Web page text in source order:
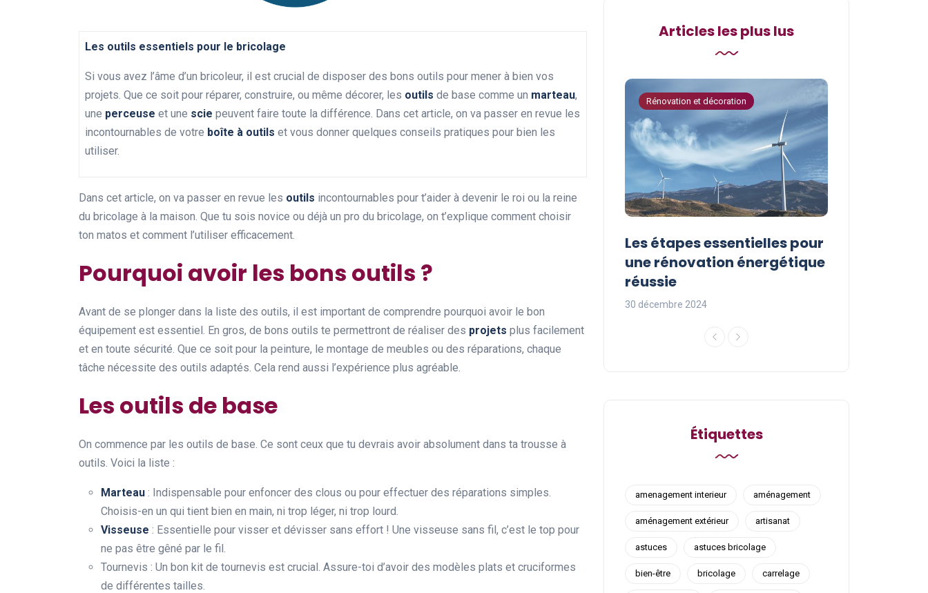
Les outils essentiels pour le bricolage
Si vous avez l’âme d’un bricoleur, il est crucial de disposer des bons outils pour mener à bien vos
projets. Que ce soit pour réparer, construire, ou même décorer, les outils de base comme un marteau,
une perceuse et une scie peuvent faire toute la différence. Dans cet article, on va passer en revue les
incontournables de votre boîte à outils et vous donner quelques conseils pratiques pour bien les
utiliser.
Dans cet article, on va passer en revue les outils incontournables pour t’aider à devenir le roi ou la reine
du bricolage à la maison. Que tu sois novice ou déjà un pro du bricolage, on t’explique comment choisir
ton matos et comment l’utiliser efficacement.
Pourquoi avoir les bons outils ?
Avant de se plonger dans la liste des outils, il est important de comprendre pourquoi avoir le bon
équipement est essentiel. En gros, de bons outils te permettront de réaliser des projets plus facilement
et en toute sécurité. Que ce soit pour la peinture, le montage de meubles ou des réparations, chaque
tâche nécessite des outils adaptés. Cela rend aussi l’expérience plus agréable.
Les outils de base
On commence par les outils de base. Ce sont ceux que tu devrais avoir absolument dans ta trousse à
outils. Voici la liste :
Marteau : Indispensable pour enfoncer des clous ou pour effectuer des réparations simples.
Choisis-en un qui tient bien en main, ni trop léger, ni trop lourd.
Visseuse : Essentielle pour visser et dévisser sans effort ! Une visseuse sans fil, c’est le top pour
ne pas être gêné par le fil.
Tournevis : Un bon kit de tournevis est crucial. Assure-toi d’avoir des modèles plats et cruciformes
de différentes tailles.
Articles les plus lus
Rénovation et décoration
rénovation énergétique
pour votre portefeuille
Rénovation et décoration
Les étapes essentielles pour
une rénovation énergétique
réussie
30 décembre 2024
Étiquettes
amenagement interieur aménagement
aménagement extérieur artisanat
astuces astuces bricolage
bien-être bricolage carrelage